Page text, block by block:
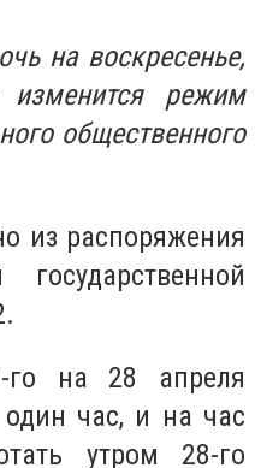
на воскресенье,
режим
общественного
из распоряжения
на 28 апреля
час, и на час
утром 28-го